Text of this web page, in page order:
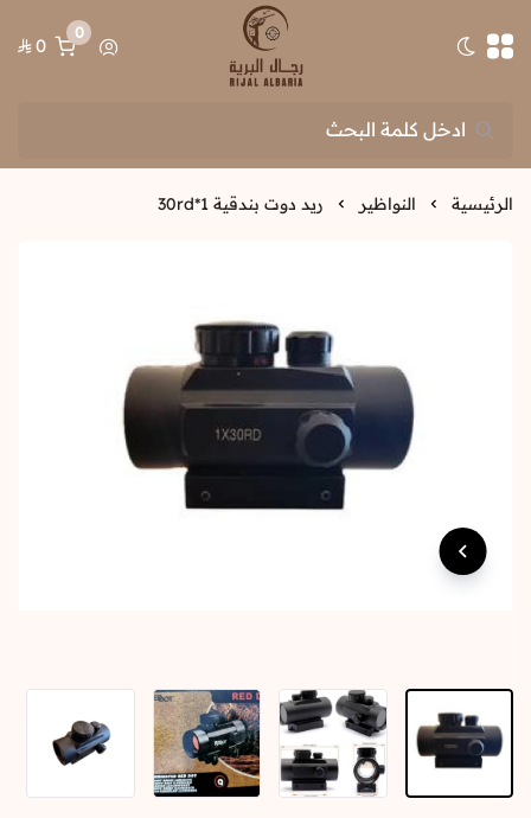
تبديل الوضع الداكنرجال البرية
0
0
الرئيسية النواظير ريد دوت بندقية 1*30rd